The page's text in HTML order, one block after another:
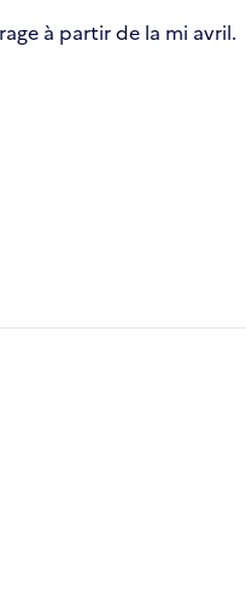
à partir de la mi avril.